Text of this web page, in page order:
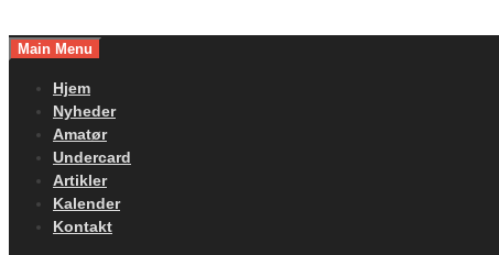
toMain Menu
Hjem
Nyheder
Amatør
Undercard
Artikler
Kalender
Kontakt